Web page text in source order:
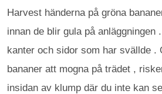
Harvest händerna på gröna
innan de blir gula på anläggningen
kanter och sidor som har svällde .
bananer att mogna på trädet ,
insidan av klump där du inte kan